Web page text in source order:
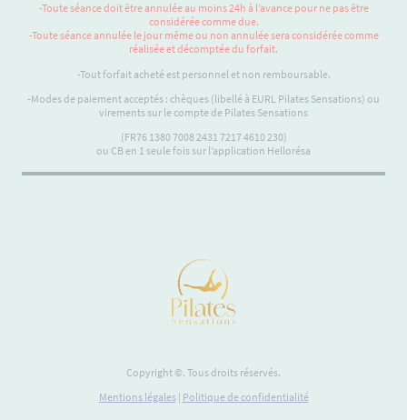
-Toute séance doit être annulée au moins 24h à l’avance pour ne pas être
considérée comme due.
-Toute séance annulée le jour même ou non annulée sera considérée comme
réalisée et décomptée du forfait.
-Tout forfait acheté est personnel et non remboursable.
-Modes de paiement acceptés : chèques (libellé à EURL Pilates Sensations) ou
virements sur le compte de Pilates Sensations
(FR76 1380 7008 2431 7217 4610 230)
ou CB en 1 seule fois sur l’application Hellorésa
Copyright ©. Tous droits réservés.
Mentions légales| Politique de confidentialité